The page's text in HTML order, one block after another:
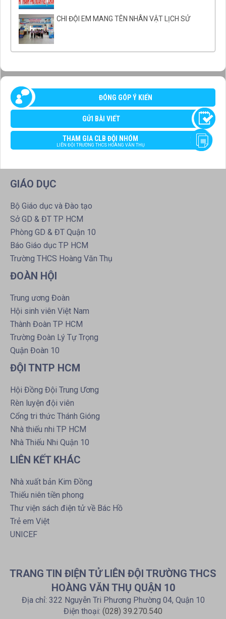
CHI ĐỘI EM MANG TÊN NHÂN VẬT LỊCH SỬ
ĐÓNG GÓP Ý KIẾN
GỬI BÀI VIẾT
THAM GIA CLB ĐỘI NHÓM
LIÊN ĐỘI TRƯỜNG THCS HOÀNG VĂN THỤ
GIÁO DỤC
Bộ Giáo dục và Đào tạo
Sở GD & ĐT TP HCM
Phòng GD & ĐT Quận 10
Báo Giáo dục TP HCM
Trường THCS Hoàng Văn Thụ
ĐOÀN HỘI
Trung ương Đoàn
Hội sinh viên Việt Nam
Thành Đoàn TP HCM
Trường Đoàn Lý Tự Trọng
Quận Đoàn 10
ĐỘI TNTP HCM
Hội Đồng Đội Trung Ương
Rèn luyện đội viên
Cổng tri thức Thánh Gióng
Nhà thiếu nhi TP HCM
Nhà Thiếu Nhi Quận 10
LIÊN KẾT KHÁC
Nhà xuất bản Kim Đồng
Thiếu niên tiền phong
Thư viện sách điện tử về Bác Hồ
Trẻ em Việt
UNICEF
TRANG TIN ĐIỆN TỬ LIÊN ĐỘI TRƯỜNG THCS
HOÀNG VĂN THỤ QUẬN 10
Địa chỉ: 322 Nguyễn Tri Phương Phường 04, Quận 10
Điện thoại: (028) 39.270.540